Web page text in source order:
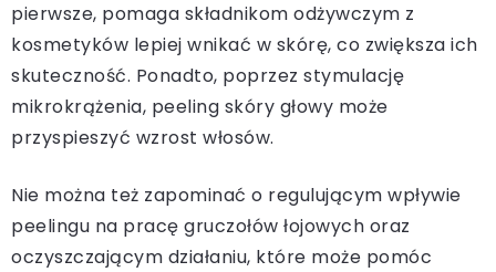
pierwsze, pomaga składnikom odżywczym z
kosmetyków lepiej wnikać w skórę, co zwiększa ich
skuteczność. Ponadto, poprzez stymulację
mikrokrążenia, peeling skóry głowy może
przyspieszyć wzrost włosów.
Nie można też zapominać o regulującym wpływie
peelingu na pracę gruczołów łojowych oraz
oczyszczającym działaniu, które może pomóc